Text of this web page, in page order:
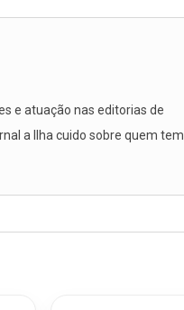
e atuação nas editorias de
a Ilha cuido sobre quem tem